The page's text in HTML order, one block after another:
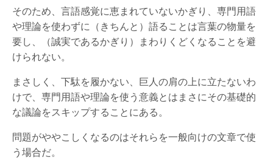
そのため、言語感覚に恵まれていないかぎり、専門用語
や理論を使わずに（きちんと）語ることは言葉の物量を
要し、（誠実であるかぎり）まわりくどくなることを避
けられない。
まさしく、下駄を履かない、巨人の肩の上に立たないわ
けで、専門用語や理論を使う意義とはまさにその基礎的
な議論をスキップすることにある。
問題がややこしくなるのはそれらを一般向けの文章で使
う場合だ。